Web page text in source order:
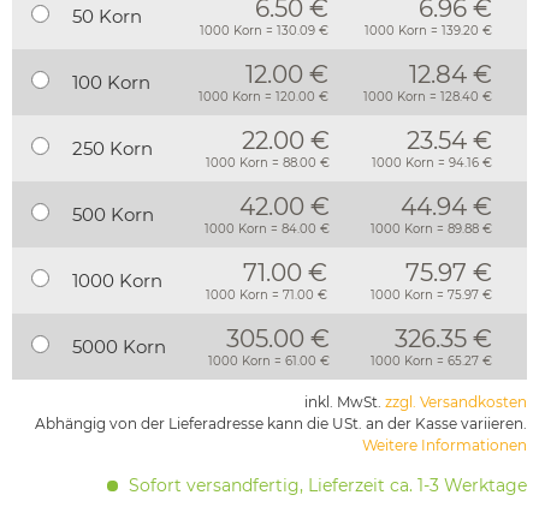
50 Korn 6.50 €
1000 Korn = 130.09 €
6.96 €
1000 Korn = 139.20 €
100 Korn 12.00 €
1000 Korn = 120.00 €
12.84 €
1000 Korn = 128.40 €
250 Korn 22.00 €
1000 Korn = 88.00 €
23.54 €
1000 Korn = 94.16 €
500 Korn 42.00 €
1000 Korn = 84.00 €
44.94 €
1000 Korn = 89.88 €
1000 Korn 71.00 €
1000 Korn = 71.00 €
75.97 €
1000 Korn = 75.97 €
5000 Korn 305.00 €
1000 Korn = 61.00 €
326.35 €
1000 Korn = 65.27 €
inkl. MwSt. zzgl. Versandkosten
Abhängig von der Lieferadresse kann die USt. an der Kasse variieren.
Weitere Informationen
Sofort versandfertig, Lieferzeit ca. 1-3 Werktage